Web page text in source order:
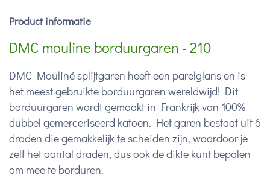
Product informatie
DMC mouline borduurgaren - 210
DMC Mouliné splijtgaren heeft een parelglans en is
het meest gebruikte borduurgaren wereldwijd! Dit
borduurgaren wordt gemaakt in Frankrijk van 100%
dubbel gemerceriseerd katoen. Het garen bestaat uit 6
draden die gemakkelijk te scheiden zijn, waardoor je
zelf het aantal draden, dus ook de dikte kunt bepalen
om mee te borduren.